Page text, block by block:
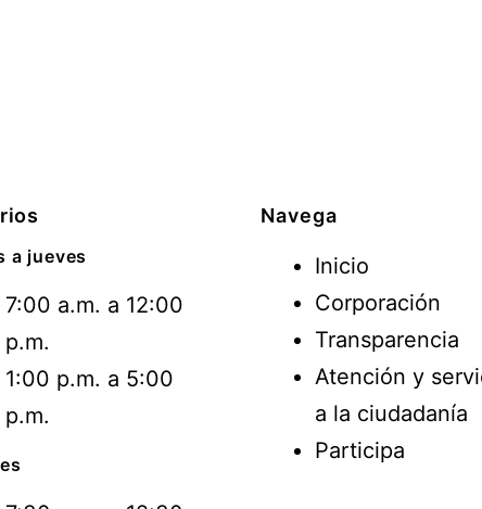
a jueves
7:00 a.m. a 12:00
p.m.
1:00 p.m. a 5:00
p.m.
Navega
Inicio
Corporación
Transparencia
Atención y
a la ciudadanía
Participa